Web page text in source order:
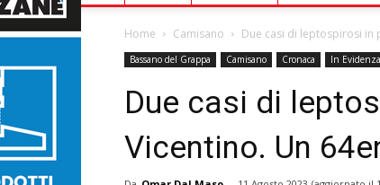
Home Camisano Due casi di leptospirosi in
Bassano del Grappa Camisano Cronaca In Evidenza
Due casi di
Vicentino. Un